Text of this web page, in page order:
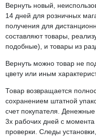
Вернуть новый,
14 дней для розничных
получения для
составляют товары,
подобные), и товары из
Вернуть можно товар не
цвету или иным
Товар возвращается
сохранением штатной
счет покупателя.
3х рабочих дней с
проверки. Следы